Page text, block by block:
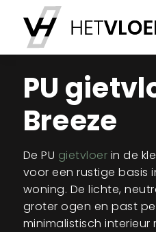
PU
Breeze
De PU gietvloer in de
voor een rustige basis
woning. De lichte,
groter ogen en past
minimalistisch interieur